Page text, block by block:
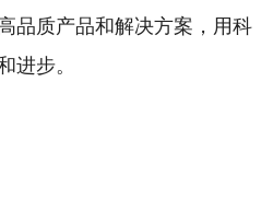
品质产品和解决方案，用科
进步。